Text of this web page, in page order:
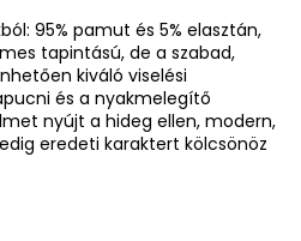
95% pamut és 5% elasztán,
tapintású, de a szabad,
kiváló viselési
és a nyakmelegítő
nyújt a hideg ellen, modern,
eredeti karaktert kölcsönöz